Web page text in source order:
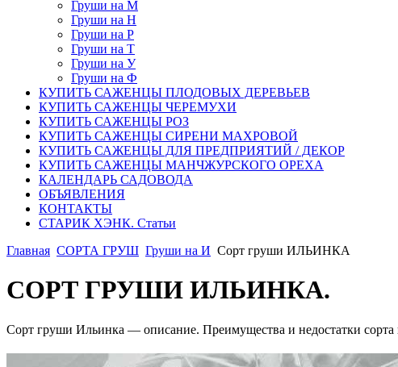
Груши на М
Груши на Н
Груши на Р
Груши на Т
Груши на У
Груши на Ф
КУПИТЬ САЖЕНЦЫ ПЛОДОВЫХ ДЕРЕВЬЕВ
КУПИТЬ САЖЕНЦЫ ЧЕРЕМУХИ
КУПИТЬ САЖЕНЦЫ РОЗ
КУПИТЬ САЖЕНЦЫ СИРЕНИ МАХРОВОЙ
КУПИТЬ САЖЕНЦЫ ДЛЯ ПРЕДПРИЯТИЙ / ДЕКОР
КУПИТЬ САЖЕНЦЫ МАНЧЖУРСКОГО ОРЕХА
КАЛЕНДАРЬ САДОВОДА
ОБЪЯВЛЕНИЯ
КОНТАКТЫ
СТАРИК ХЭНК. Статьи
Главная СОРТА ГРУШ Груши на И Сорт груши ИЛЬИНКА
СОРТ ГРУШИ ИЛЬИНКА.
Сорт груши Ильинка — описание. Преимущества и недостатки